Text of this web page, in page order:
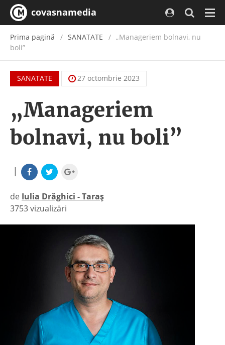
covasnamedia
Prima pagină SANATATE
„Manageriem bolnavi, nu
boli”
SANATATE 27 octombrie 2023
„Manageriem
bolnavi, nu boli”
|
de Iulia Drăghici - Taraș
|
3753 vizualizări